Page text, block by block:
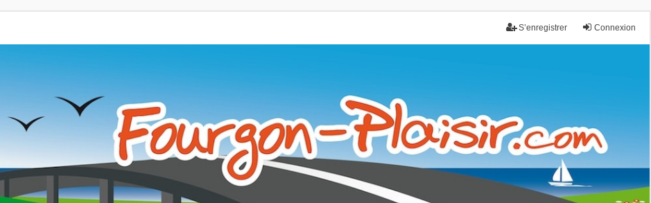
Connexion
S’enregistrer
fourgons aménagés, vans et de camping-car. Partagez votre expérience.